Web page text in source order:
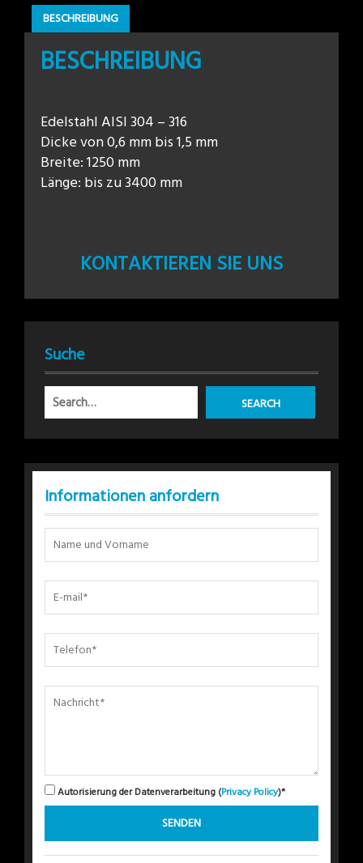
BESCHREIBUNG
BESCHREIBUNG
Edelstahl AISI 304 – 316
Dicke von 0,6 mm bis 1,5 mm
Breite: 1250 mm
Länge: bis zu 3400 mm
KONTAKTIEREN SIE UNS
Suche
Informationen anfordern
Autorisierung der Datenverarbeitung (Privacy Policy)*